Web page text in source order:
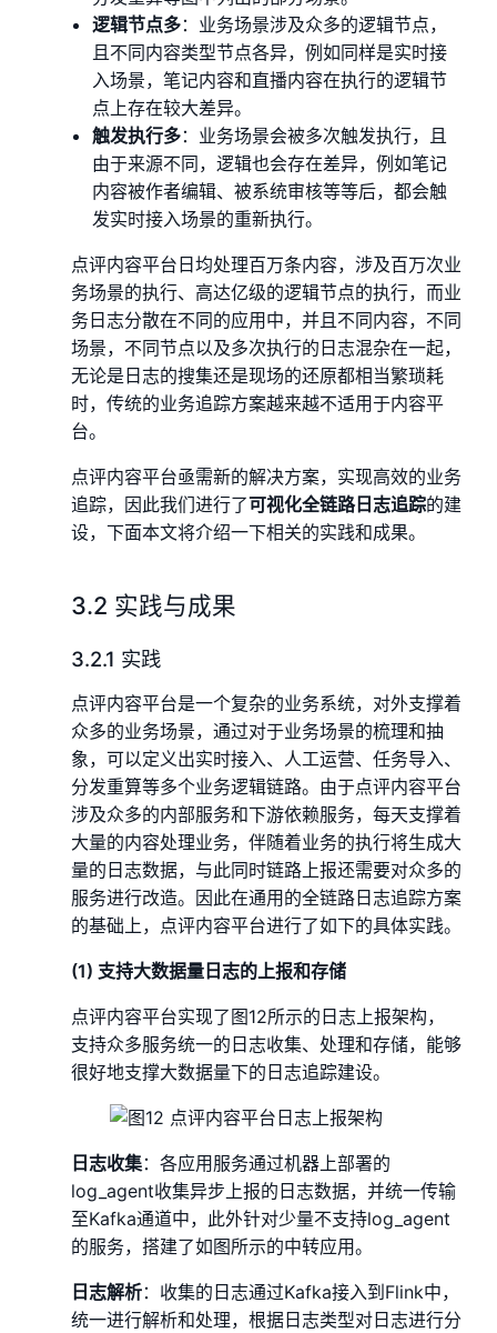
逻辑节点多：业务场景涉及众多的逻辑节点，
且不同内容类型节点各异，例如同样是实时接
入场景，笔记内容和直播内容在执行的逻辑节
点上存在较大差异。
触发执行多：业务场景会被多次触发执行，且
由于来源不同，逻辑也会存在差异，例如笔记
内容被作者编辑、被系统审核等等后，都会触
发实时接入场景的重新执行。
点评内容平台日均处理百万条内容，涉及百万次业
务场景的执行、高达亿级的逻辑节点的执行，而业
务日志分散在不同的应用中，并且不同内容，不同
场景，不同节点以及多次执行的日志混杂在一起，
无论是日志的搜集还是现场的还原都相当繁琐耗
时，传统的业务追踪方案越来越不适用于内容平
台。
点评内容平台亟需新的解决方案，实现高效的业务
追踪，因此我们进行了可视化全链路日志追踪的建
设，下面本文将介绍一下相关的实践和成果。
3.2 实践与成果
3.2.1 实践
点评内容平台是一个复杂的业务系统，对外支撑着
众多的业务场景，通过对于业务场景的梳理和抽
象，可以定义出实时接入、人工运营、任务导入、
分发重算等多个业务逻辑链路。由于点评内容平台
涉及众多的内部服务和下游依赖服务，每天支撑着
大量的内容处理业务，伴随着业务的执行将生成大
量的日志数据，与此同时链路上报还需要对众多的
服务进行改造。因此在通用的全链路日志追踪方案
的基础上，点评内容平台进行了如下的具体实践。
(1) 支持大数据量日志的上报和存储
点评内容平台实现了图12所示的日志上报架构，
支持众多服务统一的日志收集、处理和存储，能够
很好地支撑大数据量下的日志追踪建设。
日志收集：各应用服务通过机器上部署的
log_agent收集异步上报的日志数据，并统一传输
至Kafka通道中，此外针对少量不支持log_agent
的服务，搭建了如图所示的中转应用。
日志解析：收集的日志通过Kafka接入到Flink中，
统一进行解析和处理，根据日志类型对日志进行分